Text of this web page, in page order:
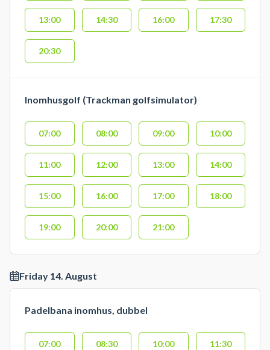
13:00 14:30 16:00 17:30
20:30
Inomhusgolf (Trackman golfsimulator)
07:00 08:00 09:00 10:00
11:00 12:00 13:00 14:00
15:00 16:00 17:00 18:00
19:00 20:00 21:00
Friday 14. August
Padelbana inomhus, dubbel
07:00 08:30 10:00 11:30